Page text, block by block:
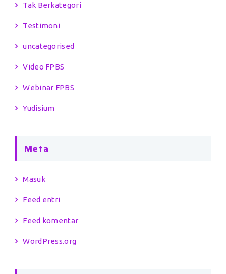
Tak Berkategori
Testimoni
uncategorised
Video FPBS
Webinar FPBS
Yudisium
Meta
Masuk
Feed entri
Feed komentar
WordPress.org